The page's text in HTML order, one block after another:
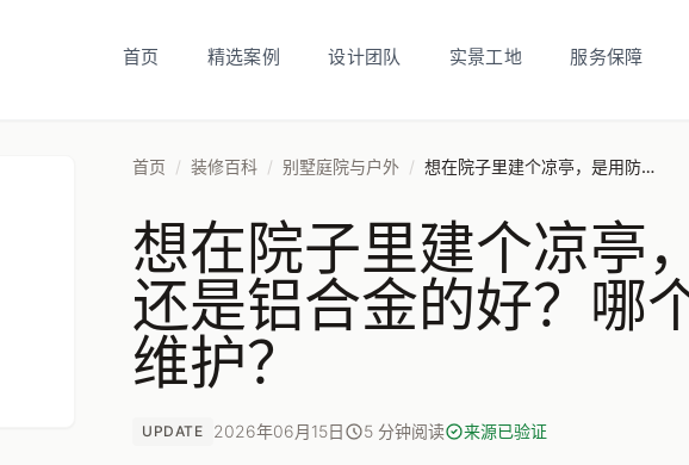
首页 精选案例 设计团队 实景工地 服务保障
首页 / 装修百科 / 别墅庭院与户外 / 想在院子里建个凉亭，是用防腐木好还是铝合金的好？哪个更耐用不用总维护？
想在院子里建个凉亭
还是铝合金的好？哪
维护？
UPDATE 2026年06月15日 5 分钟阅读 来源已验证